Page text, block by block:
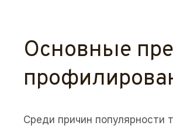
Основные
Среди причин популярности